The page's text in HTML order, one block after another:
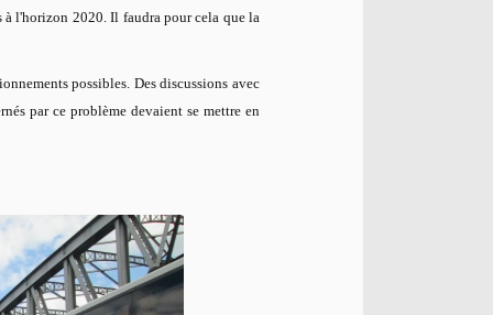
à l'horizon 2020. Il faudra pour cela que la
possibles. Des discussions avec
par ce problème devaient se mettre en